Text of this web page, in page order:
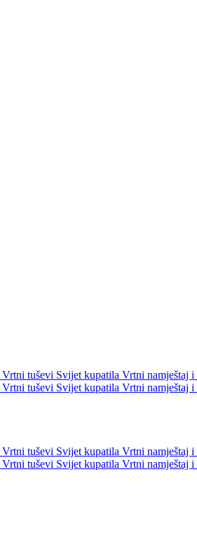
Vrtni tuševi Svijet kupatila Vrtni namještaj i
Vrtni tuševi Svijet kupatila Vrtni namještaj i
Vrtni tuševi Svijet kupatila Vrtni namještaj i
Vrtni tuševi Svijet kupatila Vrtni namještaj i